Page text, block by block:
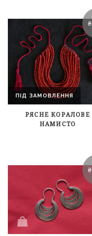
₴
ПІД ЗАМОВЛЕННЯ
РЯСНЕ КОРАЛОВЕ
НАМИСТО
₴